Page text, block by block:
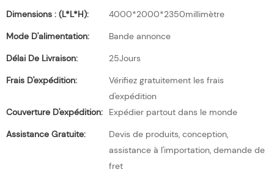
Dimensions : (L*l*H):
4000*2000*2350millimètre
Mode D'alimentation:
Bande annonce
Délai De Livraison:
25Jours
Frais D'expédition:
Vérifiez gratuitement les frais
d'expédition
Couverture D'expédition:
Expédier partout dans le monde
Assistance Gratuite:
Devis de produits, conception,
assistance à l'importation, demande de
fret